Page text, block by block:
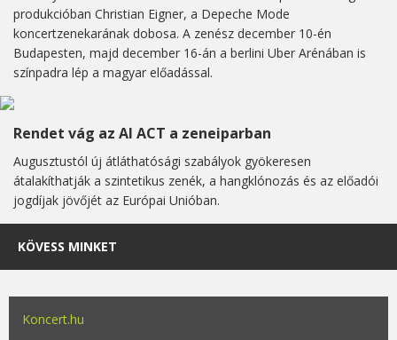
produkcióban Christian Eigner, a Depeche Mode
koncertzenekarának dobosa. A zenész december 10-én
Budapesten, majd december 16-án a berlini Uber Arénában is
színpadra lép a magyar előadással.
Rendet vág az AI ACT a zeneiparban
Augusztustól új átláthatósági szabályok gyökeresen
átalakíthatják a szintetikus zenék, a hangklónozás és az előadói
jogdíjak jövőjét az Európai Unióban.
KÖVESS MINKET
Koncert.hu